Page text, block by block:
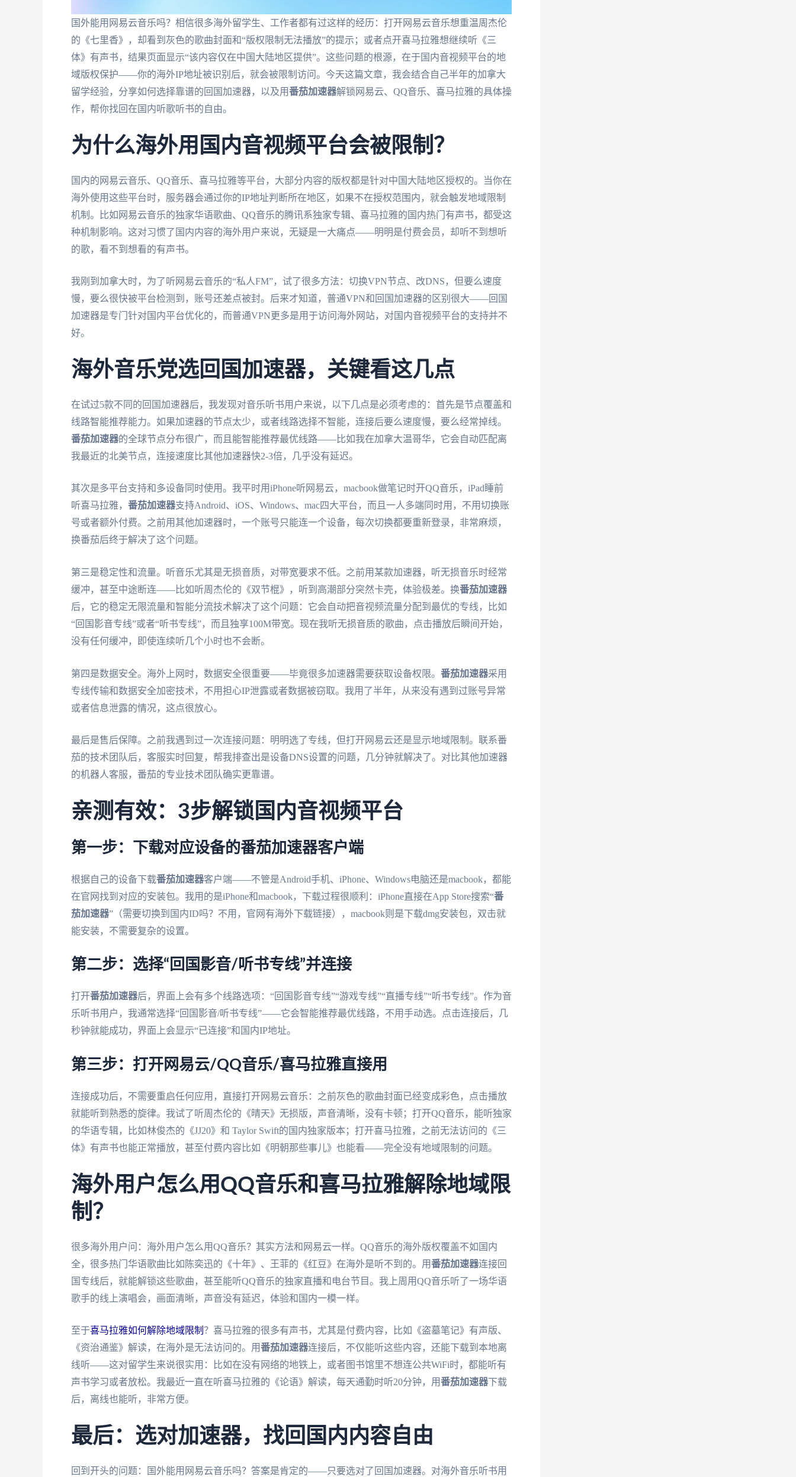
国外能用网易云音乐吗？相信很多海外留学生、工作者都有过这样的经历：打开网易云音乐想重温周杰伦
的《七里香》，却看到灰色的歌曲封面和“版权限制无法播放”的提示；或者点开喜马拉雅想继续听《三
体》有声书，结果页面显示“该内容仅在中国大陆地区提供”。这些问题的根源，在于国内音视频平台的地
域版权保护——你的海外IP地址被识别后，就会被限制访问。今天这篇文章，我会结合自己半年的加拿大
留学经验，分享如何选择靠谱的回国加速器，以及用番茄加速器解锁网易云、QQ音乐、喜马拉雅的具体操
作，帮你找回在国内听歌听书的自由。
为什么海外用国内音视频平台会被限制？
国内的网易云音乐、QQ音乐、喜马拉雅等平台，大部分内容的版权都是针对中国大陆地区授权的。当你在
海外使用这些平台时，服务器会通过你的IP地址判断所在地区，如果不在授权范围内，就会触发地域限制
机制。比如网易云音乐的独家华语歌曲、QQ音乐的腾讯系独家专辑、喜马拉雅的国内热门有声书，都受这
种机制影响。这对习惯了国内内容的海外用户来说，无疑是一大痛点——明明是付费会员，却听不到想听
的歌，看不到想看的有声书。
我刚到加拿大时，为了听网易云音乐的“私人FM”，试了很多方法：切换VPN节点、改DNS，但要么速度
慢，要么很快被平台检测到，账号还差点被封。后来才知道，普通VPN和回国加速器的区别很大——回国
加速器是专门针对国内平台优化的，而普通VPN更多是用于访问海外网站，对国内音视频平台的支持并不
好。
海外音乐党选回国加速器，关键看这几点
在试过5款不同的回国加速器后，我发现对音乐听书用户来说，以下几点是必须考虑的：首先是节点覆盖和
线路智能推荐能力。如果加速器的节点太少，或者线路选择不智能，连接后要么速度慢，要么经常掉线。
番茄加速器的全球节点分布很广，而且能智能推荐最优线路——比如我在加拿大温哥华，它会自动匹配离
我最近的北美节点，连接速度比其他加速器快2-3倍，几乎没有延迟。
其次是多平台支持和多设备同时使用。我平时用iPhone听网易云，macbook做笔记时开QQ音乐，iPad睡前
听喜马拉雅， 番茄加速器支持Android、iOS、Windows、mac四大平台，而且一人多端同时用，不用切换账
号或者额外付费。之前用其他加速器时，一个账号只能连一个设备，每次切换都要重新登录，非常麻烦，
换番茄后终于解决了这个问题。
第三是稳定性和流量。听音乐尤其是无损音质，对带宽要求不低。之前用某款加速器，听无损音乐时经常
缓冲，甚至中途断连——比如听周杰伦的《双节棍》，听到高潮部分突然卡壳，体验极差。换番茄加速器
后，它的稳定无限流量和智能分流技术解决了这个问题：它会自动把音视频流量分配到最优的专线，比如
“回国影音专线”或者“听书专线”，而且独享100M带宽。现在我听无损音质的歌曲，点击播放后瞬间开始，
没有任何缓冲，即使连续听几个小时也不会断。
第四是数据安全。海外上网时，数据安全很重要——毕竟很多加速器需要获取设备权限。 番茄加速器采用
专线传输和数据安全加密技术，不用担心IP泄露或者数据被窃取。我用了半年，从来没有遇到过账号异常
或者信息泄露的情况，这点很放心。
最后是售后保障。之前我遇到过一次连接问题：明明选了专线，但打开网易云还是显示地域限制。联系番
茄的技术团队后，客服实时回复，帮我排查出是设备DNS设置的问题，几分钟就解决了。对比其他加速器
的机器人客服，番茄的专业技术团队确实更靠谱。
亲测有效：3步解锁国内音视频平台
第一步：下载对应设备的番茄加速器客户端
根据自己的设备下载番茄加速器客户端——不管是Android手机、iPhone、Windows电脑还是macbook，都能
在官网找到对应的安装包。我用的是iPhone和macbook，下载过程很顺利：iPhone直接在App Store搜索“番
茄加速器”（需要切换到国内ID吗？不用，官网有海外下载链接），macbook则是下载dmg安装包，双击就
能安装，不需要复杂的设置。
第二步：选择“回国影音/听书专线”并连接
打开番茄加速器后，界面上会有多个线路选项：“回国影音专线”“游戏专线”“直播专线”“听书专线”。作为音
乐听书用户，我通常选择“回国影音/听书专线”——它会智能推荐最优线路，不用手动选。点击连接后，几
秒钟就能成功，界面上会显示“已连接”和国内IP地址。
第三步：打开网易云/QQ音乐/喜马拉雅直接用
连接成功后，不需要重启任何应用，直接打开网易云音乐：之前灰色的歌曲封面已经变成彩色，点击播放
就能听到熟悉的旋律。我试了听周杰伦的《晴天》无损版，声音清晰，没有卡顿；打开QQ音乐，能听独家
的华语专辑，比如林俊杰的《JJ20》和 Taylor Swift的国内独家版本；打开喜马拉雅，之前无法访问的《三
体》有声书也能正常播放，甚至付费内容比如《明朝那些事儿》也能看——完全没有地域限制的问题。
海外用户怎么用QQ音乐和喜马拉雅解除地域限
制？
很多海外用户问：海外用户怎么用QQ音乐？其实方法和网易云一样。QQ音乐的海外版权覆盖不如国内
全，很多热门华语歌曲比如陈奕迅的《十年》、王菲的《红豆》在海外是听不到的。用番茄加速器连接回
国专线后，就能解锁这些歌曲，甚至能听QQ音乐的独家直播和电台节目。我上周用QQ音乐听了一场华语
歌手的线上演唱会，画面清晰，声音没有延迟，体验和国内一模一样。
至于喜马拉雅如何解除地域限制 ？喜马拉雅的很多有声书，尤其是付费内容，比如《盗墓笔记》有声版、
《资治通鉴》解读，在海外是无法访问的。用番茄加速器连接后，不仅能听这些内容，还能下载到本地离
线听——这对留学生来说很实用：比如在没有网络的地铁上，或者图书馆里不想连公共WiFi时，都能听有
声书学习或者放松。我最近一直在听喜马拉雅的《论语》解读，每天通勤时听20分钟，用番茄加速器下载
后，离线也能听，非常方便。
最后：选对加速器，找回国内内容自由
回到开头的问题：国外能用网易云音乐吗？答案是肯定的——只要选对了回国加速器。对海外音乐听书用